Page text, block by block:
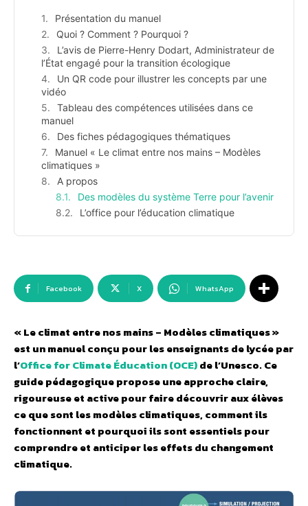
Présentation du manuel
Quoi ? Comment ? Pourquoi ?
L’avis de Pierre-Henry Dodart, Administrateur de
l’État engagé pour la transition écologique
Un QR code pour illustrer les concepts par une
vidéo
Tableau des compétences utilisées dans ce
manuel
Des fiches pédagogiques thématiques
Manuel « Le climat entre nos mains – Modèles
climatiques »
A propos
Des modèles du système Terre pour l’avenir
L’office pour l’éducation climatique
Facebook X WhatsApp
« Le climat entre nos mains – Modèles climatiques »
est un manuel conçu pour les enseignants de lycée par
l’Office for Climate Éducation (OCE)de l’Unesco. Ce
guide pédagogique propose une approche claire,
rigoureuse et active pour faire découvrir aux élèves
ce que sont les modèles climatiques, comment ils
fonctionnent et pourquoi ils sont essentiels pour
comprendre et anticiper les effets du changement
climatique.